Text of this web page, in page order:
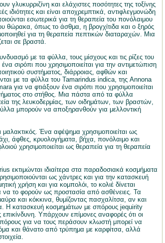
γλυκυρριζίνη και ελάχιστες ποσότητες της τοξίνης
ιδιότητες και είναι αποχρεμπτικά, αντιφλεγμονώδη
εσωτερικά για τη θεραπεία του πονόλαιμου
θώρακα, όπως το άσθμα, η βρογχίτιδα και ο ξηρός
για τη θεραπεία πεπτικών διαταραχών. Μια
σε βραστά.
με τα φύλλα, τους μίσχους και τις ρίζες του
σιρόπι που χρησιμοποιείται για την αντιμετώπιση
συστήματος, διάρροιας, αφθών και
με τα φύλλα του Tamarindus indica, της Annona
για να φτιάξουν ένα σιρόπι που χρησιμοποιείται
στο στήθος. Μια πάστα από τα φύλλα
της λευκοδερμίας, των οιδημάτων, των βραστών,
μπορούν να αποξηρανθούν για μελλοντική
μαλακτικός. Ένα αφέψημα χρησιμοποιείται ως
άφθες, κρυολογήματα, βήχα, πονόλαιμο και
χρησιμοποιείται ως θεραπεία για τη θεραπεία
εκτιμώνται ιδιαίτερα στα παραδοσιακά κοσμήματα
ως χάντρες και για την κατασκευή
χρήση και για κομπολόι, το κολιέ δίνεται
να το φορούν ως προστασία από ασθένειες. Τα
και κόκκινα, θυμίζοντας πασχαλίτσα, αν και
Η κατασκευή κοσμημάτων με σπόρους jequirity
επικίνδυνη. Υπάρχουν επίμονες αναφορές ότι οι
για να τους περάσουν κλωστή μπορεί να
και θάνατο από τρύπημα με καρφίτσα, αλλά